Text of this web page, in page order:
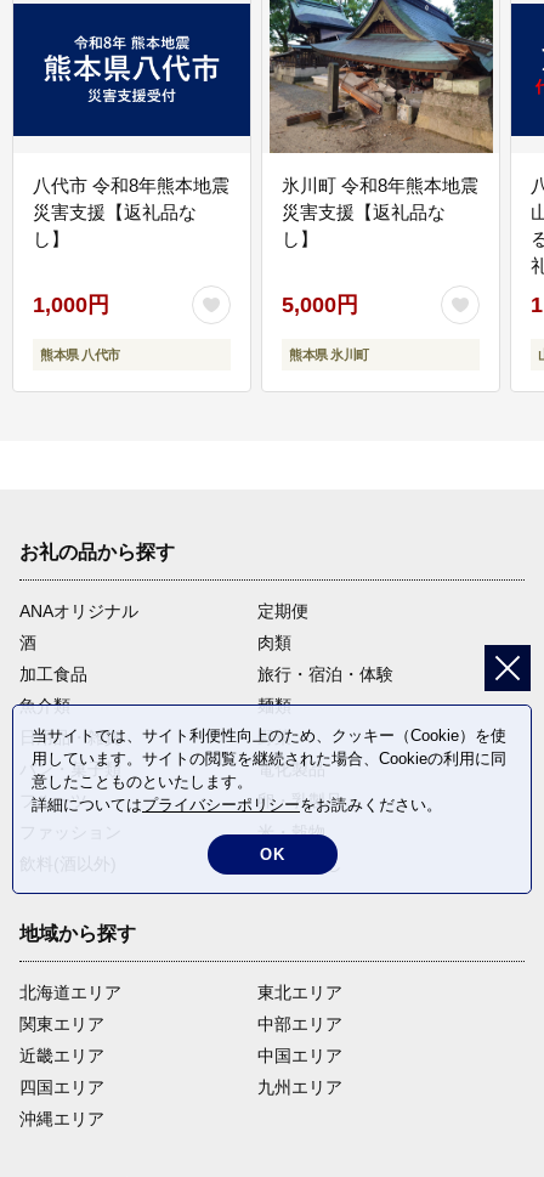
八代市 令和8年熊本地震
災害支援【返礼品な
し】
1,000円
熊本県 八代市
氷川町 令和8年熊本地震
災害支援【返礼品な
し】
5,000円
熊本県 氷川町
お礼の品から探す
ANAオリジナル
定期便
酒
肉類
加工食品
旅行・宿泊・体験
魚介類
麺類
日用品・雑貨
野菜
パン・菓子類
電化製品
フルーツ
卵・乳製品
米・穀物
返礼品なし
地域から探す
北海道エリア
関東エリア
近畿エリア
四国エリア
沖縄エリア
東北エリア
中部エリア
中国エリア
九州エリア
当サイトでは、サイト利便性向上のため、クッキー（Cookie）を使
用しています。サイトの閲覧を継続された場合、Cookieの利用に同
意したことものといたします。
詳細についてはプライバシーポリシーをお読みください。
OK